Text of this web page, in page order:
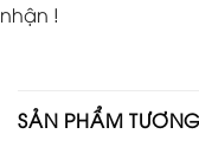
nhận !
SẢN PHẨM